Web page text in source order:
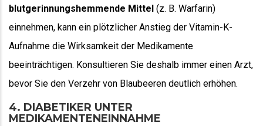
blutgerinnungshemmende Mittel (z. B. Warfarin)
einnehmen, kann ein plötzlicher Anstieg der Vitamin-K-
Aufnahme die Wirksamkeit der Medikamente
beeinträchtigen. Konsultieren Sie deshalb immer einen Arzt,
bevor Sie den Verzehr von Blaubeeren deutlich erhöhen.
4. DIABETIKER UNTER
MEDIKAMENTENEINNAHME